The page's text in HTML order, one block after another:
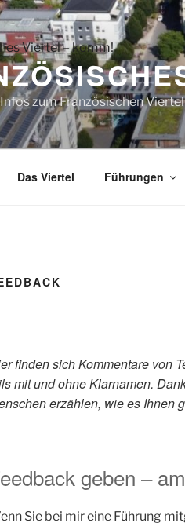
zum Französischen
Das Viertel Führungen
finden sich Kommentare von
mit und ohne Klarnamen.
erzählen, wie es Ihnen
geben –
Sie bei mir eine Führung